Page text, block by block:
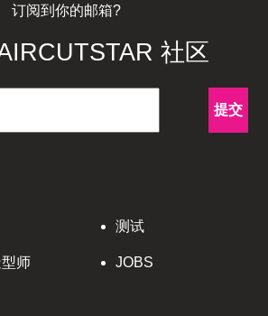
订阅到你的邮箱?
社区
提交
师
测试
JOBS